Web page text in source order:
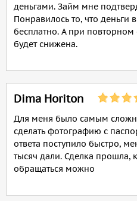
деньгами. Займ мне
Понравилось то, что деньги
бесплатно. А при
будет снижена.
Dima Horiton
Для меня было самым
сделать фотографию с
ответа поступило быстро,
тысяч дали. Сделка прошла,
обращаться можно